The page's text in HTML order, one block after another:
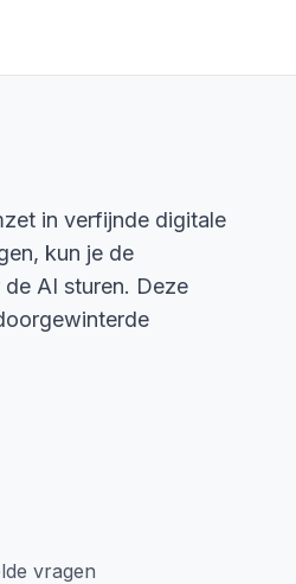
in verfijnde digitale
kun je de
AI sturen. Deze
vragen